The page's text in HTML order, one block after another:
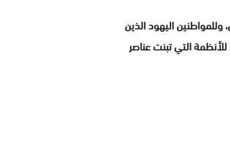
اليهود الذين
التي تبنت عناصر